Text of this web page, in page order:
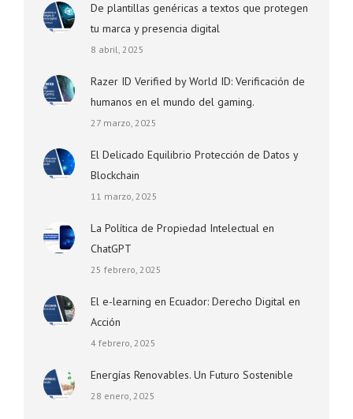
De plantillas genéricas a textos que protegen
tu marca y presencia digital
8 abril, 2025
Razer ID Verified by World ID: Verificación de
humanos en el mundo del gaming.
27 marzo, 2025
El Delicado Equilibrio Protección de Datos y
Blockchain
11 marzo, 2025
La Política de Propiedad Intelectual en
ChatGPT
25 febrero, 2025
El e-learning en Ecuador: Derecho Digital en
Acción
4 febrero, 2025
Energías Renovables. Un Futuro Sostenible
28 enero, 2025